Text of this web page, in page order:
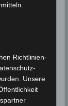
Richtlinien-
Unsere